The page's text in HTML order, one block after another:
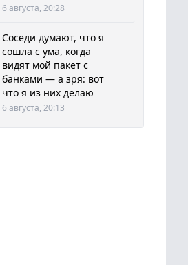
6 августа, 20:28
Соседи думают, что я
сошла с ума, когда
видят мой пакет с
банками — а зря: вот
что я из них делаю
6 августа, 20:13